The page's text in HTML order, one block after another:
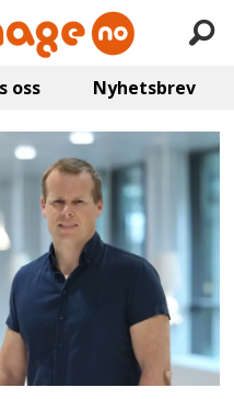
oss Nyhetsbrev